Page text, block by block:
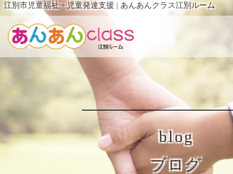
江別市児童福祉・児童発達支援 | あんあんクラス江別ルーム
blog
ブログ